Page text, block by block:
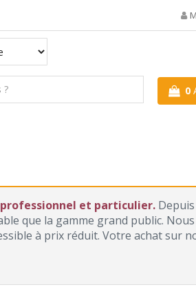
0
et particulier.
que la gamme grand public.
à prix réduit. Votre achat sur